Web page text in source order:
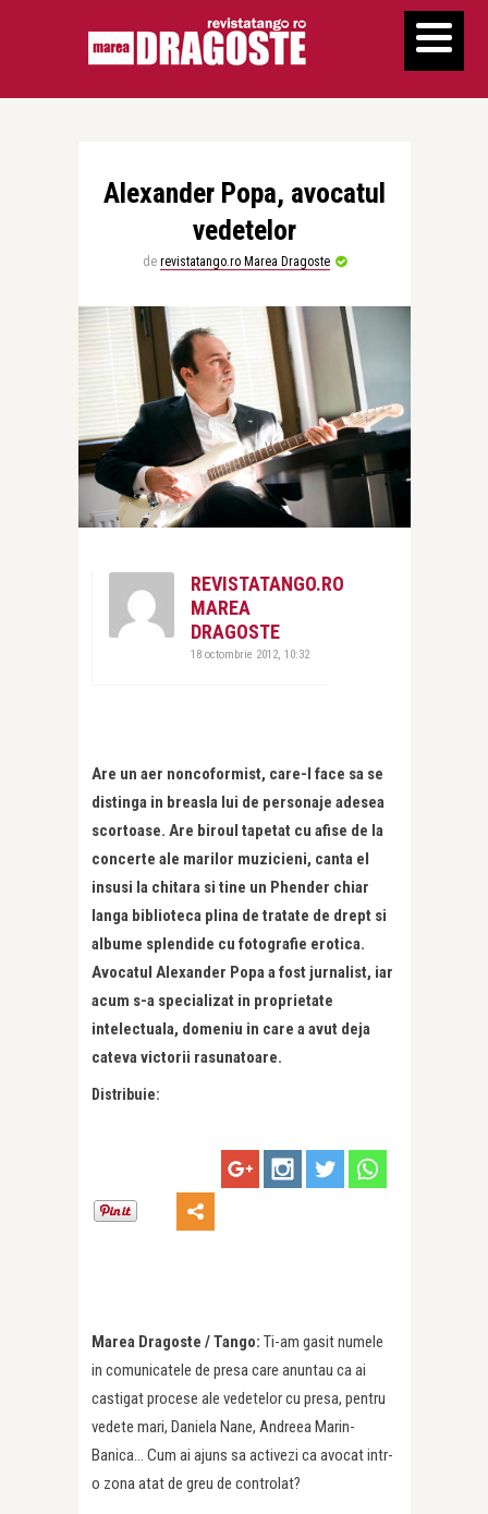
Alexander Popa, avocatul
vedetelor
de revistatango.ro Marea Dragoste
REVISTATANGO.RO
MAREA
DRAGOSTE
18 octombrie 2012, 10:32
Are un aer noncoformist, care-l face sa se
distinga in breasla lui de personaje adesea
scortoase. Are biroul tapetat cu afise de la
concerte ale marilor muzicieni, canta el
insusi la chitara si tine un Phender chiar
langa biblioteca plina de tratate de drept si
albume splendide cu fotografie erotica.
Avocatul Alexander Popa a fost jurnalist, iar
acum s-a specializat in proprietate
intelectuala, domeniu in care a avut deja
cateva victorii rasunatoare.
Distribuie:
Marea Dragoste / Tango: Ti-am gasit numele
in comunicatele de presa care anuntau ca ai
castigat procese ale vedetelor cu presa, pentru
vedete mari, Daniela Nane, Andreea Marin-
Banica… Cum ai ajuns sa activezi ca avocat intr-
o zona atat de greu de controlat?